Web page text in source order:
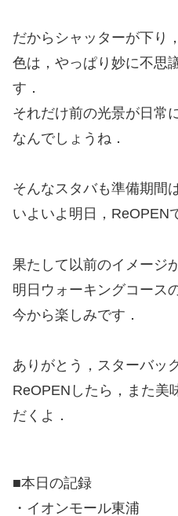
だからシャッターが下り
色は，やっぱり妙に不思
す．
それだけ前の光景が日常
なんでしょうね．
そんなスタバも準備期間
いよいよ明日，ReOPEN
果たして以前のイメージ
明日ウォーキングコース
今から楽しみです．
ありがとう，スターバッ
ReOPENしたら，また美
だくよ．
■本日の記録
・イオンモール東浦